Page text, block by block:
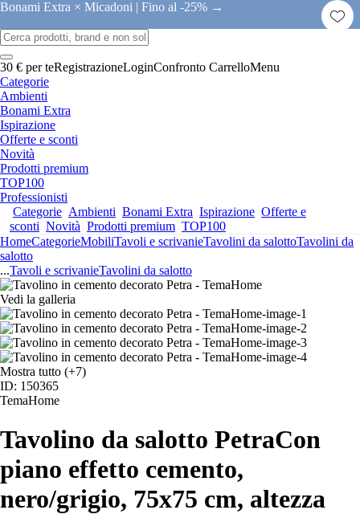
Bonami Extra × Micadoni | Fino al -25% →
30 € per teRegistrazioneLoginConfronto CarrelloMenu
Categorie
Ambienti
Bonami Extra
Ispirazione
Offerte e sconti
Novità
Prodotti premium
TOP100
Professionisti
Categorie Ambienti Bonami Extra Ispirazione Offerte e
sconti Novità Prodotti premium TOP100
HomeCategorieMobiliTavoli e scrivanieTavolini da salottoTavolini da
salotto
...Tavoli e scrivanieTavolini da salotto
Vedi la galleria
Mostra tutto (+7)
ID: 150365
TemaHome
Tavolino da salotto PetraCon
piano effetto cemento,
nero/grigio, 75x75 cm, altezza